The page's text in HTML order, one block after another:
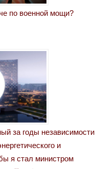
по военной мощи?
за годы независимости
и
я стал министром